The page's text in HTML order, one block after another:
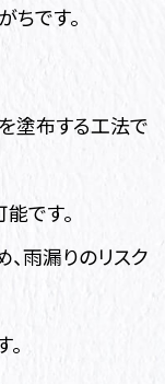
です。
塗布する工法で
です。
雨漏りのリスク